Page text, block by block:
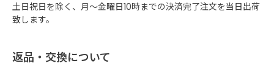
土日祝日を除く、月～金曜日10時までの決済完了注文を当日出荷
致します。
返品・交換について